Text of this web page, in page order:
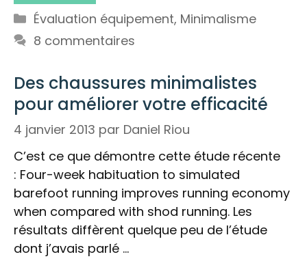
Catégories
Évaluation équipement, Minimalisme
8 commentaires
Des chaussures minimalistes
pour améliorer votre efficacité
4 janvier 2013 par Daniel Riou
C’est ce que démontre cette étude récente
: Four-week habituation to simulated
barefoot running improves running economy
when compared with shod running. Les
résultats diffèrent quelque peu de l’étude
dont j’avais parlé …